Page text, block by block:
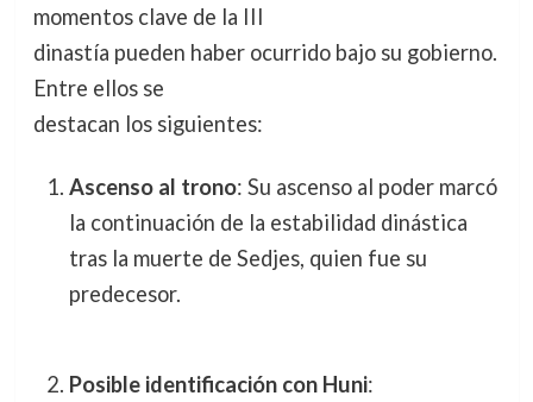
momentos clave de la III
dinastía pueden haber ocurrido bajo su gobierno.
Entre ellos se
destacan los siguientes:
Ascenso al trono: Su ascenso al poder marcó
la continuación de la estabilidad dinástica
tras la muerte de Sedjes, quien fue su
predecesor.
Posible identificación con Huni: